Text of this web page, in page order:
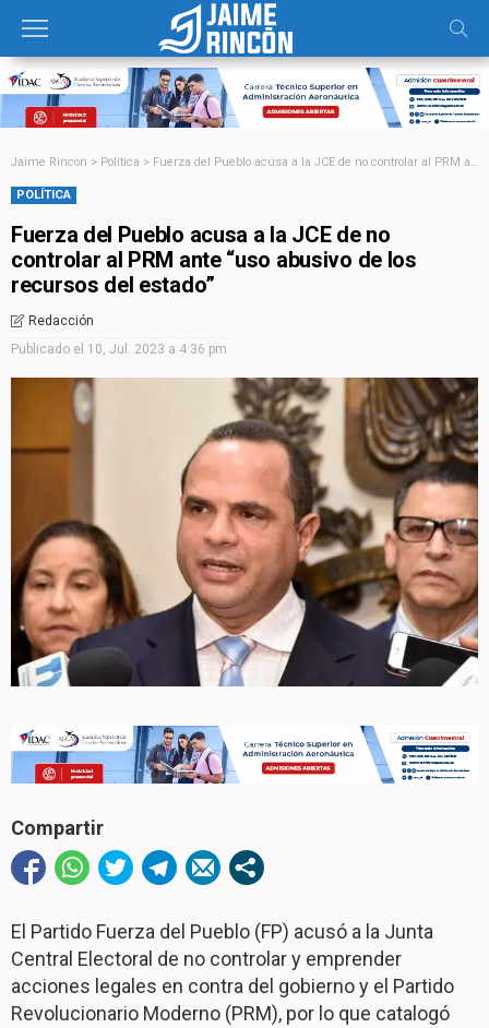
Jaime Rincon > Política > Fuerza del Pueblo acusa a la JCE de no controlar al PRM ante “uso abusivo de los recursos del estado”
POLÍTICA
Fuerza del Pueblo acusa a la JCE de no
controlar al PRM ante “uso abusivo de los
recursos del estado”
Redacción
Publicado el 10, Jul. 2023 a 4:36 pm
Compartir
El Partido Fuerza del Pueblo (FP) acusó a la Junta
Central Electoral de no controlar y emprender
acciones legales en contra del gobierno y el Partido
Revolucionario Moderno (PRM), por lo que catalogó